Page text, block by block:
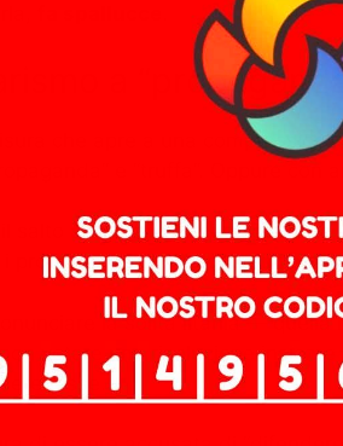
a
che apre a una
e “truffa”. Oppure
salto autoritario, stai
propri poteri contro cittadini e
la solita litania —
votare una risoluzione